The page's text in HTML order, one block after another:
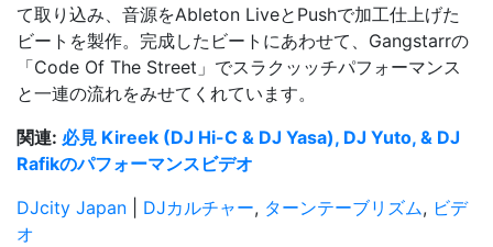
て取り込み、音源をAbleton LiveとPushで加工仕上げた
ビートを製作。完成したビートにあわせて、Gangstarrの
「Code Of The Street」でスラクッッチパフォーマンス
と一連の流れをみせてくれています。
関連: 必見 Kireek (DJ Hi-C & DJ Yasa), DJ Yuto, & DJ
Rafikのパフォーマンスビデオ
DJcity Japan
DJカルチャー, ターンテーブリズム, ビデ
オ